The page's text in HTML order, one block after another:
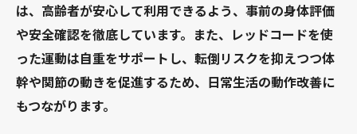
は、高齢者が安心して利用できるよう、事前の身体評価
や安全確認を徹底しています。また、レッドコードを使
った運動は自重をサポートし、転倒リスクを抑えつつ体
幹や関節の動きを促進するため、日常生活の動作改善に
もつながります。